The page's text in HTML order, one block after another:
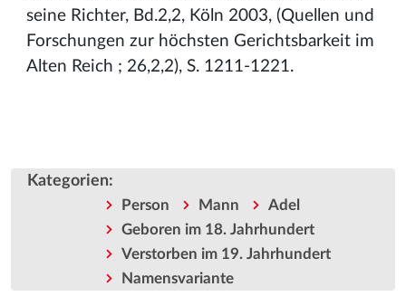
seine Richter, Bd.2,2, Köln 2003, (Quellen und
Forschungen zur höchsten Gerichtsbarkeit im
Alten Reich ; 26,2,2), S. 1211-1221.
Kategorien:
Person Mann
Adel
Geboren im 18. Jahrhundert
Verstorben im 19. Jahrhundert
Namensvariante